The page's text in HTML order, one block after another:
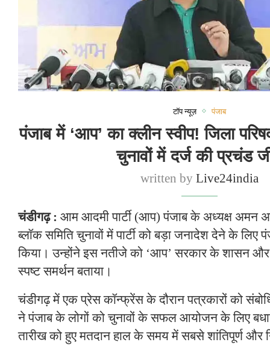
टॉप न्यूज़ पंजाब
पंजाब में ‘आप’ का क्लीन स्वीप! जिला
चुनावों में दर्ज की प्रचंड
written byLive24india
चंडीगढ़ : आम आदमी पार्टी (आप) पंजाब के अध्यक्ष अमन
ब्लॉक समिति चुनावों में पार्टी को बड़ा जनादेश देने के लिए
किया। उन्होंने इस नतीजे को ‘आप’ सरकार के शासन और
स्पष्ट समर्थन बताया।
चंडीगढ़ में एक प्रेस कॉन्फ्रेंस के दौरान पत्रकारों को
ने पंजाब के लोगों को चुनावों के सफल आयोजन के लिए
तारीख को हुए मतदान हाल के समय में सबसे शांतिपूर्ण और